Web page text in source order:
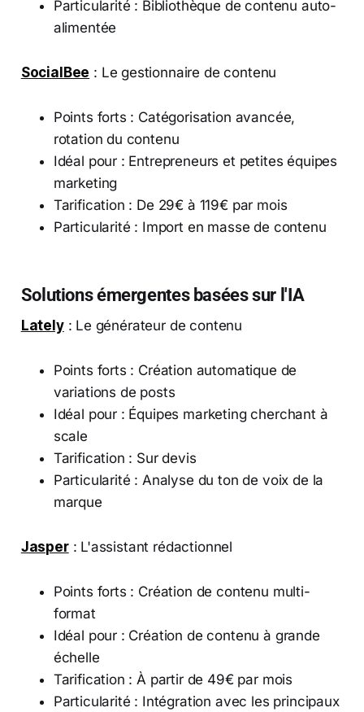
Particularité : Bibliothèque de contenu auto-
alimentée
SocialBee : Le gestionnaire de contenu
Points forts : Catégorisation avancée,
rotation du contenu
Idéal pour : Entrepreneurs et petites équipes
marketing
Tarification : De 29€ à 119€ par mois
Particularité : Import en masse de contenu
Solutions émergentes basées sur l'IA
Lately: Le générateur de contenu
Points forts : Création automatique de
variations de posts
Idéal pour : Équipes marketing cherchant à
scale
Tarification : Sur devis
Particularité : Analyse du ton de voix de la
marque
Jasper: L'assistant rédactionnel
Points forts : Création de contenu multi-
format
Idéal pour : Création de contenu à grande
échelle
Tarification : À partir de 49€ par mois
Particularité : Intégration avec les principaux